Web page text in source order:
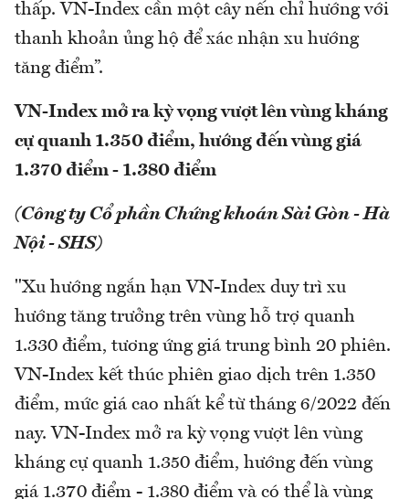
thấp. VN-Index cần một cây nến chỉ hướng với
thanh khoản ủng hộ để xác nhận xu hướng
tăng điểm”.
VN-Index mở ra kỳ vọng vượt lên vùng kháng
cự quanh 1.350 điểm, hướng đến vùng giá
1.370 điểm - 1.380 điểm
(Công ty Cổ phần Chứng khoán Sài Gòn - Hà
Nội - SHS)
"Xu hướng ngắn hạn VN-Index duy trì xu
hướng tăng trưởng trên vùng hỗ trợ quanh
1.330 điểm, tương ứng giá trung bình 20 phiên.
VN-Index kết thúc phiên giao dịch trên 1.350
điểm, mức giá cao nhất kể từ tháng 6/2022 đến
nay. VN-Index mở ra kỳ vọng vượt lên vùng
kháng cự quanh 1.350 điểm, hướng đến vùng
giá 1.370 điểm - 1.380 điểm và có thể là vùng